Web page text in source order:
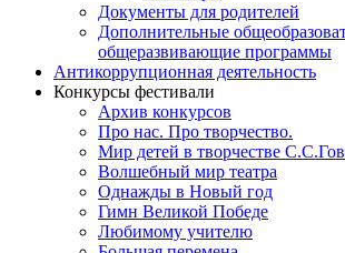
Документы для родителей
Дополнительные
общеразвивающие программы
Антикоррупционная деятельность
Конкурсы фестивали
Архив конкурсов
Про нас. Про творчество.
Мир детей в творчестве
Волшебный мир театра
Однажды в Новый год
Гимн Великой Победе
Любимому учителю